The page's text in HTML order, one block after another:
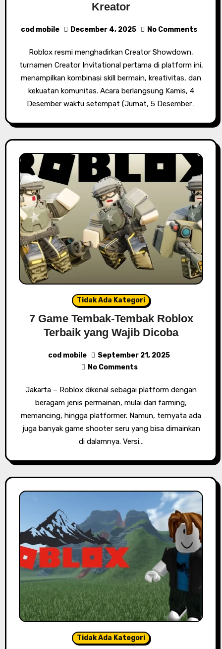
Kreator
cod mobile December 4, 2025 No Comments
Roblox resmi menghadirkan Creator Showdown,
turnamen Creator Invitational pertama di platform ini,
menampilkan kombinasi skill bermain, kreativitas, dan
kekuatan komunitas. Acara berlangsung Kamis, 4
Desember waktu setempat (Jumat, 5 Desember…
Tidak Ada Kategori
7 Game Tembak-Tembak Roblox
Terbaik yang Wajib Dicoba
cod mobile
September 21, 2025
No Comments
Jakarta – Roblox dikenal sebagai platform dengan
beragam jenis permainan, mulai dari farming,
memancing, hingga platformer. Namun, ternyata ada
juga banyak game shooter seru yang bisa dimainkan
di dalamnya. Versi…
Tidak Ada Kategori